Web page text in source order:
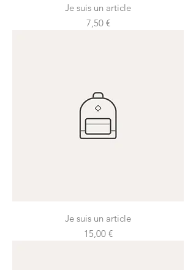
Je suis un article
Prix
7,50 €
Je suis un article
Prix
15,00 €